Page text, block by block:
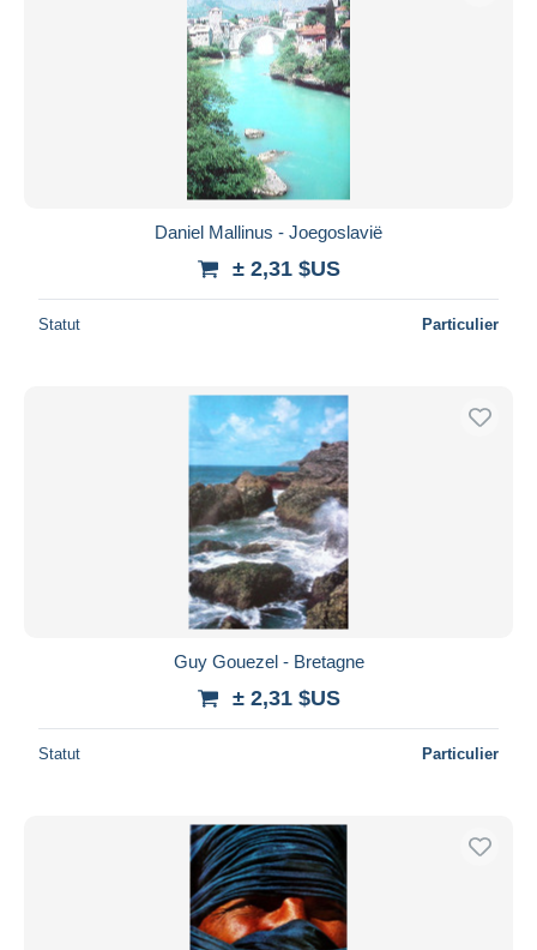
Daniel Mallinus - Joegoslavië
± 2,31 $US
Statut Particulier
Guy Gouezel - Bretagne
± 2,31 $US
Statut Particulier